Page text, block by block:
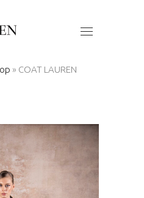
» COAT LAUREN